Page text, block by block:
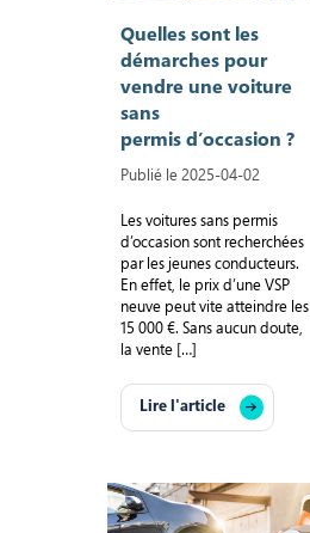
Quelles sont les
démarches pour
vendre une voiture
sans
permis d’occasion ?
Publié le 2025-04-02
Les voitures sans permis
d’occasion sont recherchées
par les jeunes conducteurs.
En effet, le prix d’une VSP
neuve peut vite atteindre les
15 000 €. Sans aucun doute,
la vente […]
Lire l'article